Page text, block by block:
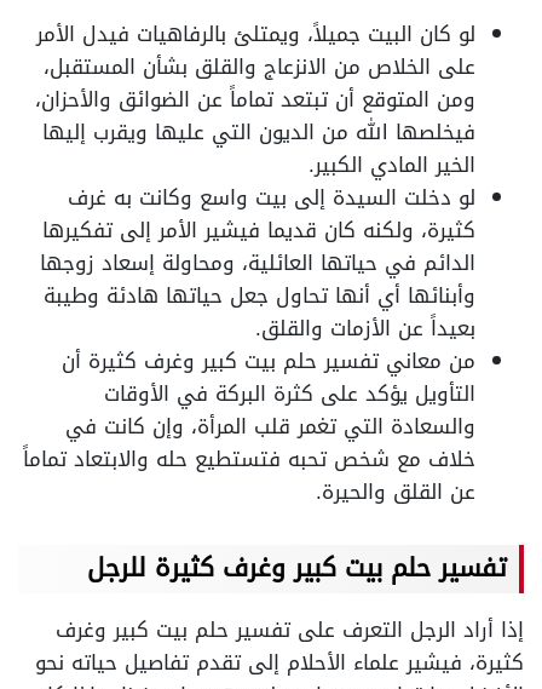
لو كان البيت جميلاً، ويمتلئ بالرفاهيات فيدل الأمر
على الخلاص من الانزعاج والقلق بشأن المستقبل،
ومن المتوقع أن تبتعد تماماً عن الضوائق والأحزان،
فيخلصها الله من الديون التي عليها ويقرب إليها
الخير المادي الكبير.
لو دخلت السيدة إلى بيت واسع وكانت به غرف
كثيرة، ولكنه كان قديما فيشير الأمر إلى تفكيرها
الدائم في حياتها العائلية، ومحاولة إسعاد زوجها
وأبنائها أي أنها تحاول جعل حياتها هادئة وطيبة
بعيداً عن الأزمات والقلق.
من معاني تفسير حلم بيت كبير وغرف كثيرة أن
التأويل يؤكد على كثرة البركة في الأوقات
والسعادة التي تغمر قلب المرأة، وإن كانت في
خلاف مع شخص تحبه فتستطيع حله والابتعاد تماماً
عن القلق والحيرة.
تفسير حلم بيت كبير وغرف كثيرة للرجل
إذا أراد الرجل التعرف على تفسير حلم بيت كبير وغرف
كثيرة، فيشير علماء الأحلام إلى تقدم تفاصيل حياته نحو